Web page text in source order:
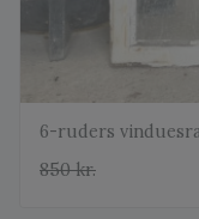
6-ruders
850 kr.